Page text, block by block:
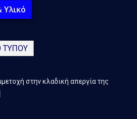
ΤΥΠΟΥ
στην κλαδική απεργία της